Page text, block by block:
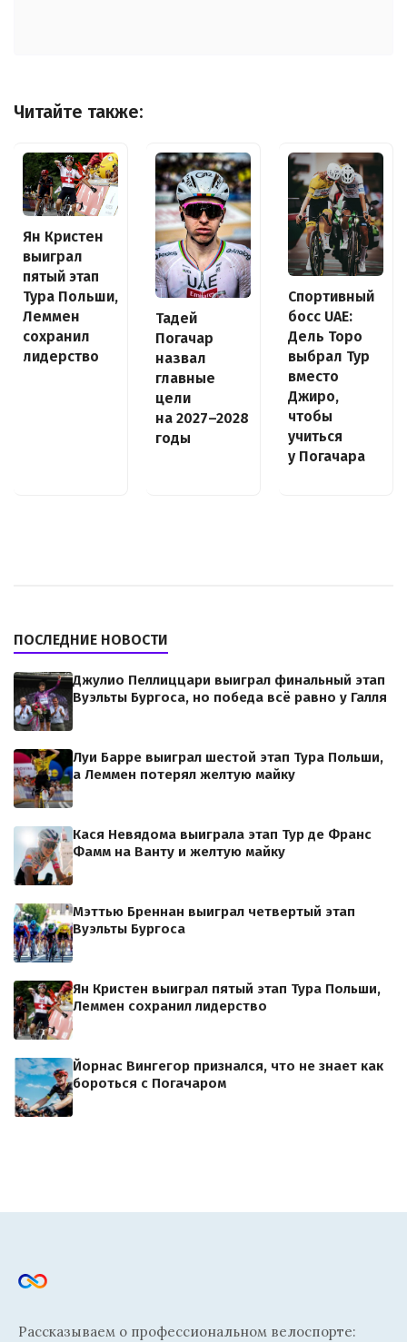
Читайте также:
Ян Кристен
выиграл
пятый этап
Тура Польши,
Леммен
сохранил
лидерство
Тадей
Погачар
назвал
главные
цели
на 2027–2028
годы
Спортивный
босс UAE:
Дель Торо
выбрал Тур
вместо
Джиро,
чтобы
учиться
у Погачара
ПОСЛЕДНИЕ НОВОСТИ
Джулио Пеллиццари выиграл финальный этап
Вуэльты Бургоса, но победа всё равно у Галля
Луи Барре выиграл шестой этап Тура Польши,
а Леммен потерял желтую майку
Кася Невядома выиграла этап Тур де Франс
Фамм на Ванту и желтую майку
Мэттью Бреннан выиграл четвертый этап
Вуэльты Бургоса
Ян Кристен выиграл пятый этап Тура Польши,
Леммен сохранил лидерство
Йорнас Вингегор признался, что не знает как
бороться с Погачаром
Рассказываем о профессиональном велоспорте: